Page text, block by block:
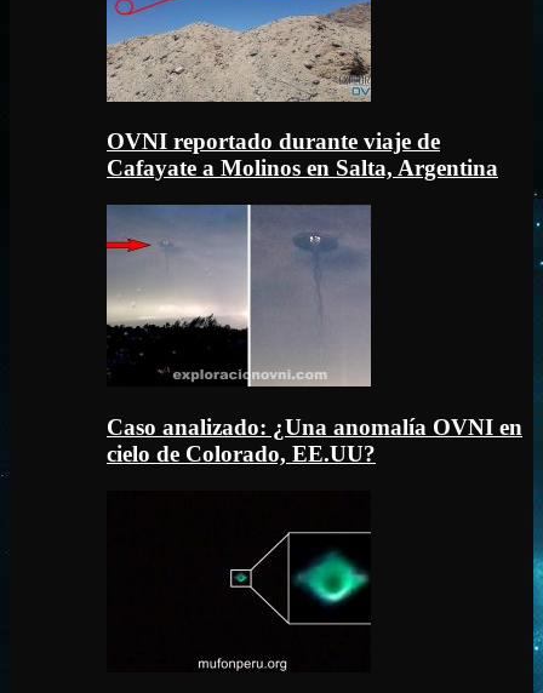
OVNI reportado durante viaje de
Cafayate a Molinos en Salta, Argentina
Caso analizado: ¿Una anomalía OVNI en
cielo de Colorado, EE.UU?